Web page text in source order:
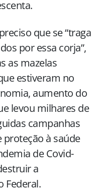
que se “traga
por essa corja”,
as mazelas
estiveram no
aumento do
levou milhares de
campanhas
à saúde
de Covid-
a
Federal.